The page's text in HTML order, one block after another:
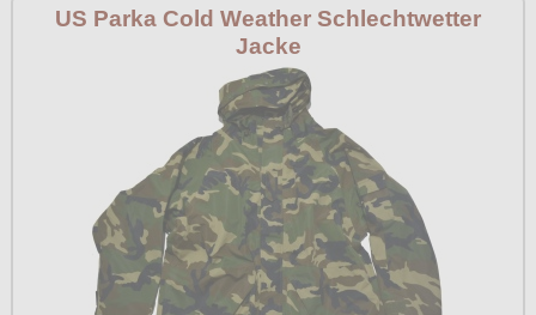
US Parka Cold Weather Schlechtwetter
Jacke